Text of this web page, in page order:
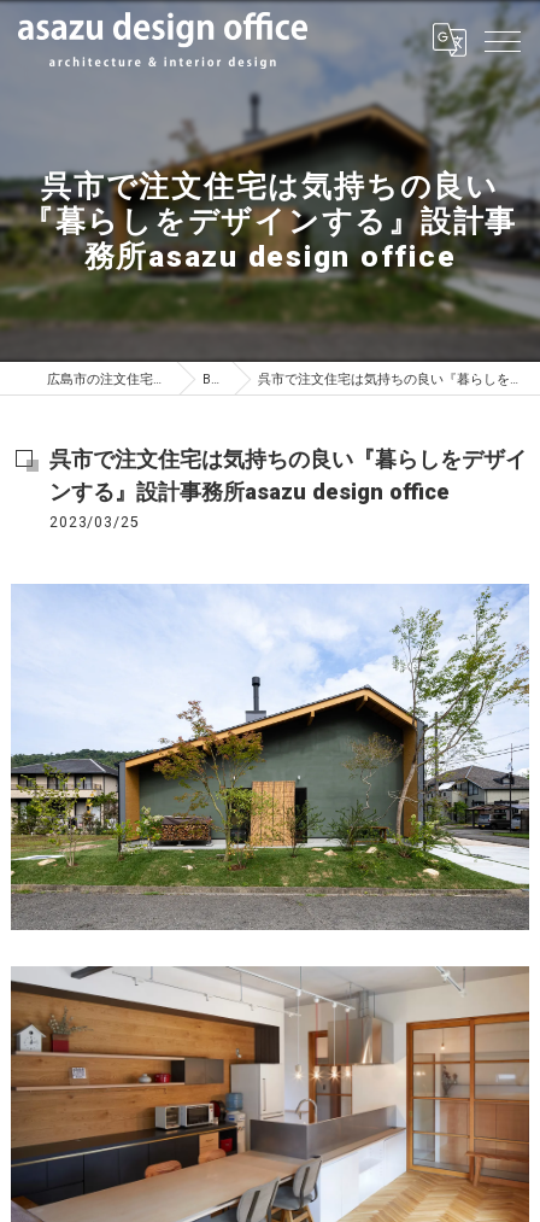
呉市で注文住宅は気持ちの良い
『暮らしをデザインする』設計事
務所asazu design office
広島市の注文住宅はasazu design office BLOG 呉市で注文住宅は気持ちの良い『暮らしをデザインする』設計事務所asazu design office
呉市で注文住宅は気持ちの良い『暮らしをデザイ
ンする』設計事務所asazu design office
2023/03/25